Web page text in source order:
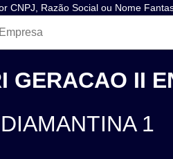
CNPJ, Razão Social ou Nome
GERACAO II
1